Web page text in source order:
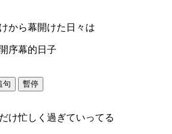
から幕開けた日々は
序幕的日子
句 暫停
け忙しく過ぎていってる